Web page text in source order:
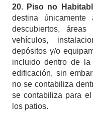
20. Piso no
destina únicamente
descubiertos,
vehículos,
depósitos y/o
incluido dentro de
edificación, sin
no se contabiliza
se contabiliza para
los patios.